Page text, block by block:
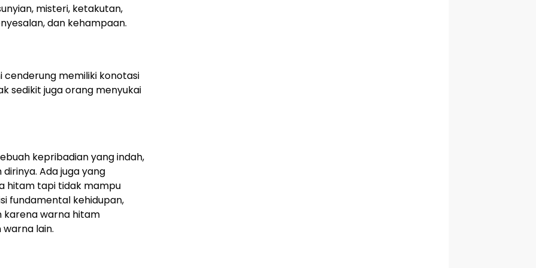
misteri, ketakutan,
dan kehampaan.
cenderung memiliki konotasi
sedikit juga orang menyukai
kepribadian yang indah,
Ada juga yang
hitam tapi tidak mampu
fundamental kehidupan,
karena warna hitam
lain.